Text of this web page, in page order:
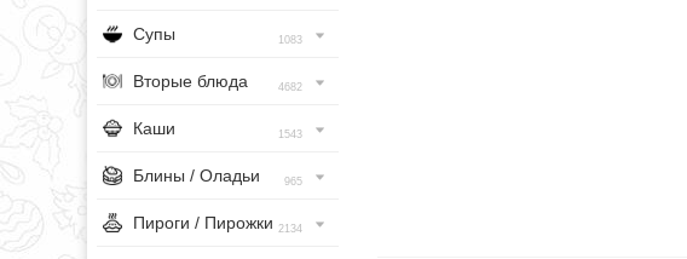
Супы 1083
Вторые блюда 4682
Каши 1543
Блины / Оладьи 965
Пироги / Пирожки 2134